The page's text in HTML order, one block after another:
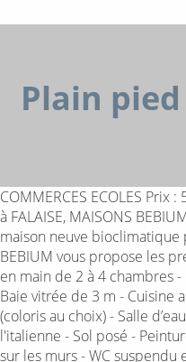
Plain pied
COMMERCES ECOLES Prix
à FALAISE, MAISONS
maison neuve bioclimatique
BEBIUM vous propose les
en main de 2 à 4 chambres
Baie vitrée de 3 m - Cuisine
(coloris au choix) - Salle
l'italienne - Sol posé -
sur les murs - WC